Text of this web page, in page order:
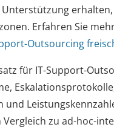
erhalten,
Erfahren Sie
Outsourcing
für IT-Support-
und
Vergleich zu ad-hoc-